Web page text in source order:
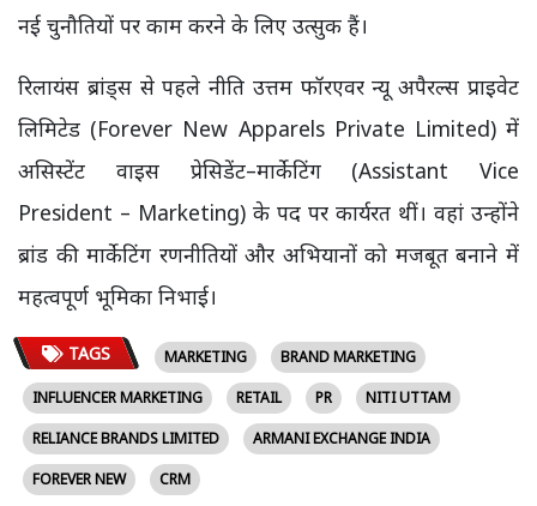
नई चुनौतियों पर काम करने के लिए उत्सुक हैं।
रिलायंस ब्रांड्स से पहले नीति उत्तम फॉरएवर न्यू अपैरल्स प्राइवेट
लिमिटेड (Forever New Apparels Private Limited) में
असिस्टेंट वाइस प्रेसिडेंट–मार्केटिंग (Assistant Vice
President – Marketing) के पद पर कार्यरत थीं। वहां उन्होंने
ब्रांड की मार्केटिंग रणनीतियों और अभियानों को मजबूत बनाने में
महत्वपूर्ण भूमिका निभाई।
TAGS MARKETING
BRAND MARKETING
INFLUENCER MARKETING
RETAIL PR
NITI UTTAM
RELIANCE BRANDS LIMITED
ARMANI EXCHANGE INDIA
FOREVER NEW
CRM